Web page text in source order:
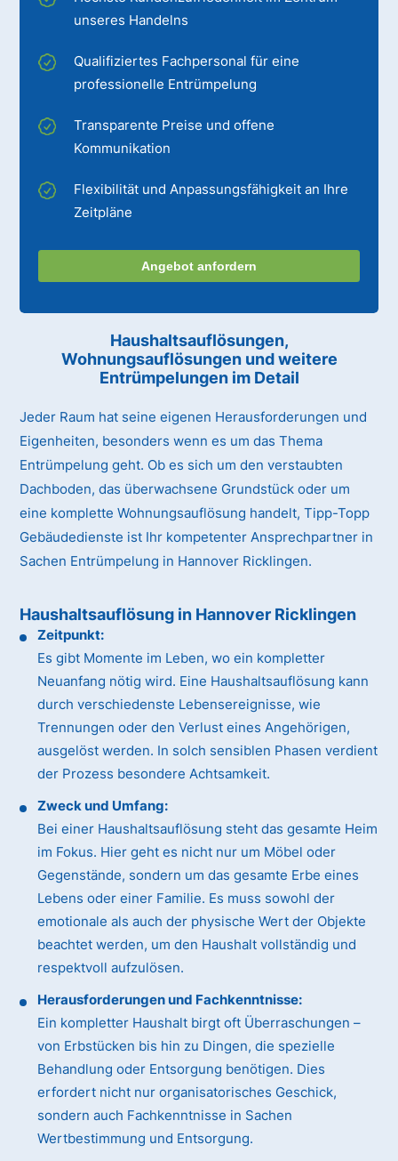
unseres Handelns
Qualifiziertes Fachpersonal für eine
professionelle Entrümpelung
Transparente Preise und offene
Kommunikation
Flexibilität und Anpassungsfähigkeit an Ihre
Zeitpläne
Angebot anfordern
Haushaltsauflösungen,
Wohnungsauflösungen und weitere
Entrümpelungen im Detail
Jeder Raum hat seine eigenen Herausforderungen und
Eigenheiten, besonders wenn es um das Thema
Entrümpelung geht. Ob es sich um den verstaubten
Dachboden, das überwachsene Grundstück oder um
eine komplette Wohnungsauflösung handelt, Tipp-Topp
Gebäudedienste ist Ihr kompetenter Ansprechpartner in
Sachen Entrümpelung in Hannover Ricklingen.
Haushaltsauflösung in Hannover Ricklingen
Zeitpunkt:
Es gibt Momente im Leben, wo ein kompletter
Neuanfang nötig wird. Eine Haushaltsauflösung kann
durch verschiedenste Lebensereignisse, wie
Trennungen oder den Verlust eines Angehörigen,
ausgelöst werden. In solch sensiblen Phasen verdient
der Prozess besondere Achtsamkeit.
Zweck und Umfang:
Bei einer Haushaltsauflösung steht das gesamte Heim
im Fokus. Hier geht es nicht nur um Möbel oder
Gegenstände, sondern um das gesamte Erbe eines
Lebens oder einer Familie. Es muss sowohl der
emotionale als auch der physische Wert der Objekte
beachtet werden, um den Haushalt vollständig und
respektvoll aufzulösen.
Herausforderungen und Fachkenntnisse:
Ein kompletter Haushalt birgt oft Überraschungen –
von Erbstücken bis hin zu Dingen, die spezielle
Behandlung oder Entsorgung benötigen. Dies
erfordert nicht nur organisatorisches Geschick,
sondern auch Fachkenntnisse in Sachen
Wertbestimmung und Entsorgung.